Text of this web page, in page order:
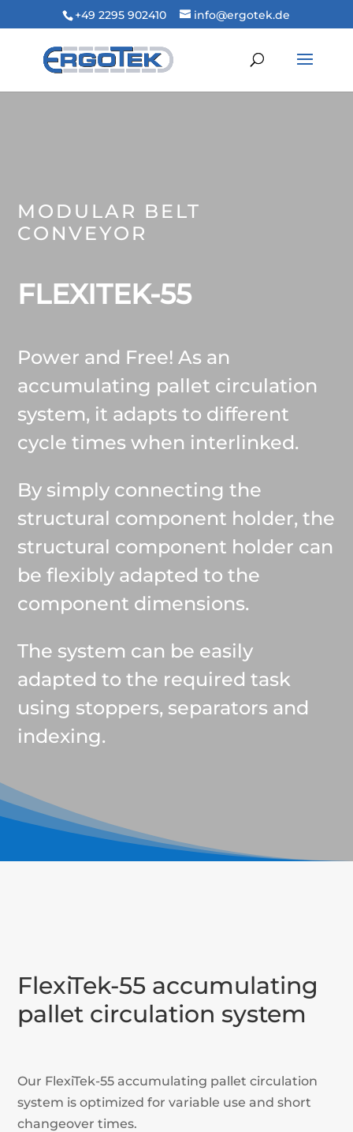
+49 2295 902410 info@ergotek.de
MODULAR BELT
CONVEYOR
FLEXITEK-55
Power and Free! As an
accumulating pallet circulation
system, it adapts to different
cycle times when interlinked.
By simply connecting the
structural component holder, the
structural component holder can
be flexibly adapted to the
component dimensions.
The system can be easily
adapted to the required task
using stoppers, separators and
indexing.
FlexiTek-55 accumulating
pallet circulation system
Our FlexiTek-55 accumulating pallet circulation
system is optimized for variable use and short
changeover times.